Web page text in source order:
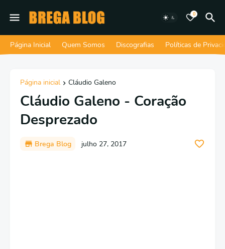
0
Página Inicial Quem Somos Discografias Políticas de
Página inicial Cláudio Galeno
Cláudio Galeno - Coração
Desprezado
Brega Blog julho 27, 2017